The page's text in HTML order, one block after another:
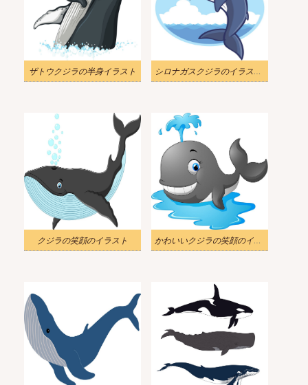
ザトウクジラの半身イラスト シロナガスクジラのイラストを使用してクジラのロゴを保存します
クジラの笑顔のイラスト かわいいクジラの笑顔のイラスト